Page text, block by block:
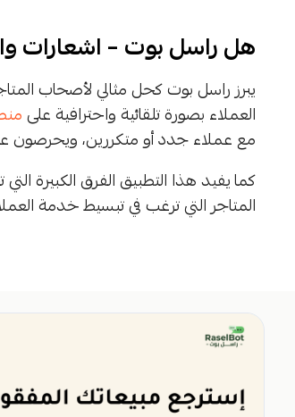
هل راسل بوت – اشعارات
يبرز راسل بوت كحل مثالي لأصحاب
العملاء بصورة تلقائية واحترافية على
مع عملاء جدد أو متكررين، ويحرصون
كما يفيد هذا التطبيق الفرق الكبيرة
المتاجر التي ترغب في تبسيط خدمة